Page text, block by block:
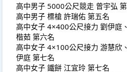
高中男子 5000公尺競走 曾宇弘 第
高中男子 標槍 許瑞佑 第五名
高中女子 4×400公尺接力 劉伊庭
楷茹 第六名
高中女子 4×100公尺接力 游慧欣
伊庭 第七名
高中女子 鐵餅 江宜玲 第七名